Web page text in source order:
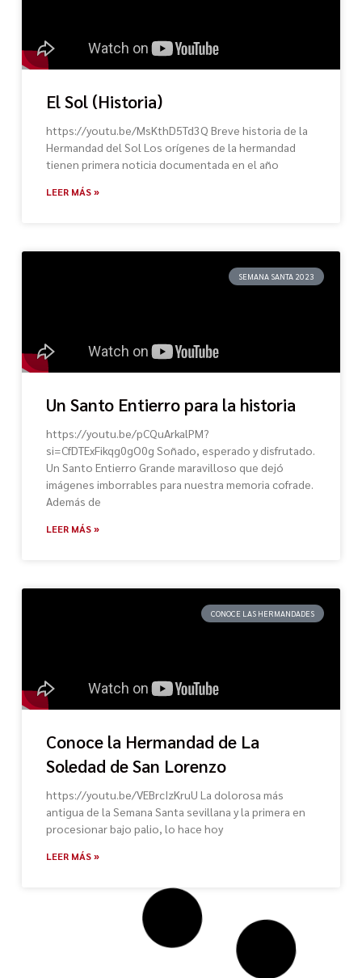
El Sol (Historia)
https://youtu.be/MsKthD5Td3Q Breve historia de la
Hermandad del Sol Los orígenes de la hermandad
tienen primera noticia documentada en el año
LEER MÁS »
SEMANA SANTA 2023
Un Santo Entierro para la historia
https://youtu.be/pCQuArkalPM?
si=CfDTExFikqg0gO0g Soñado, esperado y disfrutado.
Un Santo Entierro Grande maravilloso que dejó
imágenes imborrables para nuestra memoria cofrade.
Además de
LEER MÁS »
CONOCE LAS HERMANDADES
Conoce la Hermandad de La
Soledad de San Lorenzo
https://youtu.be/VEBrcIzKruU La dolorosa más
antigua de la Semana Santa sevillana y la primera en
procesionar bajo palio, lo hace hoy
LEER MÁS »